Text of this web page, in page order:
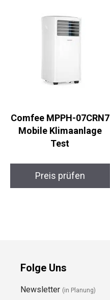
Comfee MPPH-07CRN7
Mobile Klimaanlage
Test
Preis prüfen
Folge Uns
Newsletter (in Planung)